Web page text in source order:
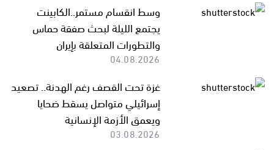
وسط انقسام مستمر..الكابينت
يجتمع الليلة لبحث صفقة حماس
والتطورات المتعلقة بإيران
04.08.2026
غزة تحت القصف رغم الهدنة.. تصعيد
إسرائيلي متواصل يسقط ضحايا
ويعمق الأزمة الإنسانية
03.08.2026